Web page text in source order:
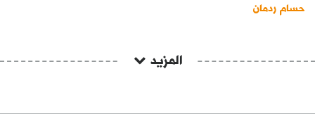
حسام ردمان
المزيد